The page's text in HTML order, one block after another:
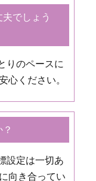
でしょう
りのペースに
心ください。
設定は一切あ
向き合ってい